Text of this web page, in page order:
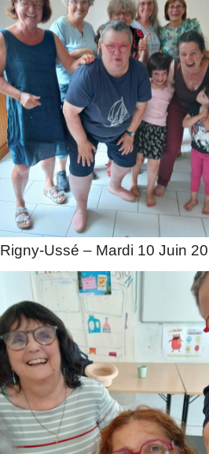
Rigny-Ussé – Mardi 10 Juin